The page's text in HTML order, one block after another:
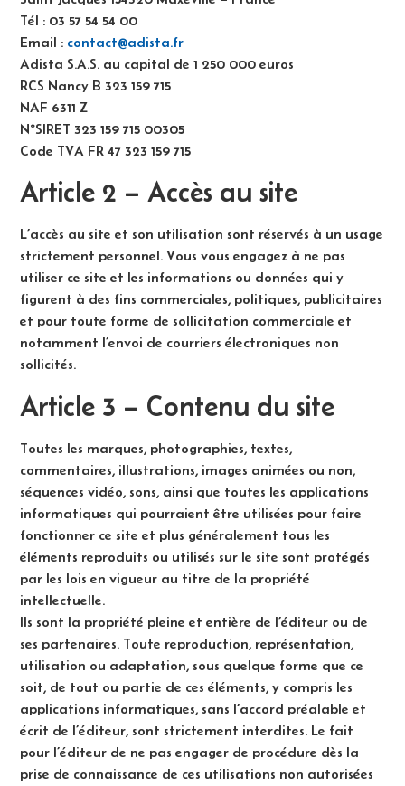
Tél : 03 57 54 54 00
Email : contact@adista.fr
Adista S.A.S. au capital de 1 250 000 euros
RCS Nancy B 323 159 715
NAF 6311 Z
N°SIRET 323 159 715 00305
Code TVA FR 47 323 159 715
Article 2 – Accès au site
L’accès au site et son utilisation sont réservés à un usage
strictement personnel. Vous vous engagez à ne pas
utiliser ce site et les informations ou données qui y
figurent à des fins commerciales, politiques, publicitaires
et pour toute forme de sollicitation commerciale et
notamment l’envoi de courriers électroniques non
sollicités.
Article 3 – Contenu du site
Toutes les marques, photographies, textes,
commentaires, illustrations, images animées ou non,
séquences vidéo, sons, ainsi que toutes les applications
informatiques qui pourraient être utilisées pour faire
fonctionner ce site et plus généralement tous les
éléments reproduits ou utilisés sur le site sont protégés
par les lois en vigueur au titre de la propriété
intellectuelle.
Ils sont la propriété pleine et entière de l’éditeur ou de
ses partenaires. Toute reproduction, représentation,
utilisation ou adaptation, sous quelque forme que ce
soit, de tout ou partie de ces éléments, y compris les
applications informatiques, sans l’accord préalable et
écrit de l’éditeur, sont strictement interdites. Le fait
pour l’éditeur de ne pas engager de procédure dès la
prise de connaissance de ces utilisations non autorisées